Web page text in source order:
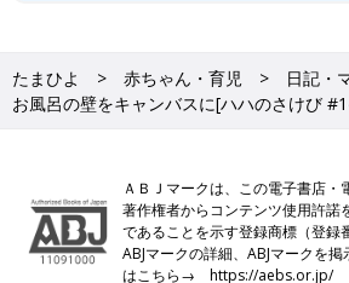
たまひよ 赤ちゃん・育児 日記・
お風呂の壁をキャンバスに[ハハのさけび
ＡＢＪマークは、この電子書店・
著作権者からコンテンツ使用許諾
であることを示す登録商標（登録
ABJマークの詳細、ABJマークを
はこちら→https://aebs.or.jp/